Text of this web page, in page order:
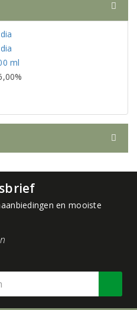
ml
en mooiste